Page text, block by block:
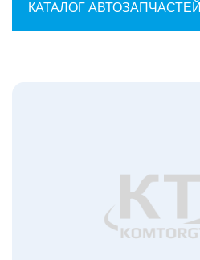
КАТАЛОГ АВТОЗАПЧАСТЕЙ